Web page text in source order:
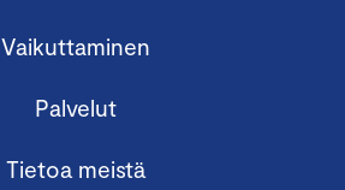
Vaikuttaminen
Palvelut
Tietoa meistä